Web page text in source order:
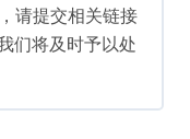
请提交相关链接
们将及时予以处